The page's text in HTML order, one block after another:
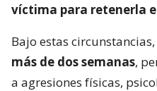
víctima para retenerla
Bajo estas circunstancias,
más de dos semanas,
a agresiones físicas,